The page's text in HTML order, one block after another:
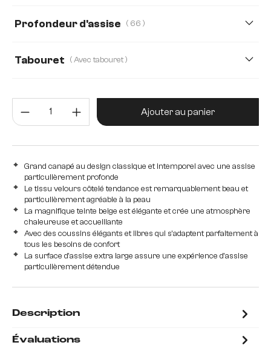
Profondeur d'assise ( 66 )
Tabouret ( Avec tabouret )
Quantité de produit : Entrez la
Ajouter au panier
Grand canapé au design classique et intemporel avec une assise
particulièrement profonde
Le tissu velours côtelé tendance est remarquablement beau et
particulièrement agréable à la peau
La magnifique teinte beige est élégante et crée une atmosphère
chaleureuse et accueillante
Avec des coussins élégants et libres qui s'adaptent parfaitement à
tous les besoins de confort
La surface d'assise extra large assure une expérience d'assise
particulièrement détendue
Description
Évaluations